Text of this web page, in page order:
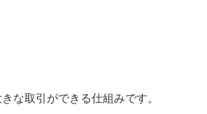
な取引ができる仕組みです。